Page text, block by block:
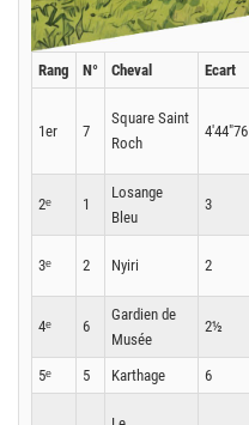
Rang N° Cheval Ecart
1er 7
Square Saint
Roch
4'44"76
2ᵉ 1
Losange
Bleu
3
3ᵉ 2 Nyiri 2
4ᵉ 6
Gardien de
Musée
2½
5ᵉ 5 Karthage 6